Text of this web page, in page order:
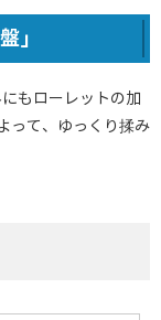
」
もローレットの加
って、ゆっくり揉み